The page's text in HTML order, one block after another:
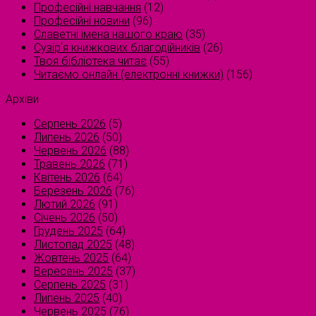
Професійні навчання (12)
Професійні новини (96)
Славетні імена нашого краю (35)
Сузірʼя книжкових благодійників (26)
Твоя бібліотека читає (55)
Читаємо онлайн (електронні книжки) (156)
Архіви
Серпень 2026 (5)
Липень 2026 (50)
Червень 2026 (88)
Травень 2026 (71)
Квітень 2026 (64)
Березень 2026 (76)
Лютий 2026 (91)
Січень 2026 (50)
Грудень 2025 (64)
Листопад 2025 (48)
Жовтень 2025 (64)
Вересень 2025 (37)
Серпень 2025 (31)
Липень 2025 (40)
Червень 2025 (76)